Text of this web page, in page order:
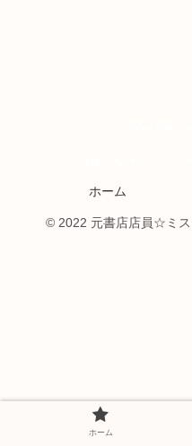
ホーム
© 2022 元書店店員☆ミス
ホーム